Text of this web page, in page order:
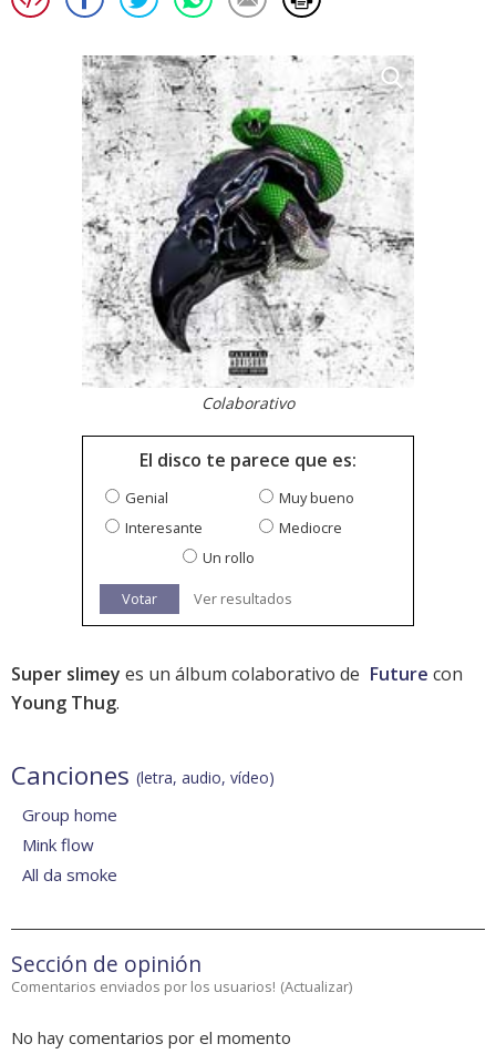
Colaborativo
El disco te parece que es:
Genial
Muy bueno
Interesante
Mediocre
Un rollo
Votar Ver resultados
Super slimey es un álbum colaborativo de Future con
Young Thug.
Canciones (letra, audio, vídeo)
Group home
Mink flow
All da smoke
Sección de opinión
Comentarios enviados por los usuarios! (Actualizar)
No hay comentarios por el momento